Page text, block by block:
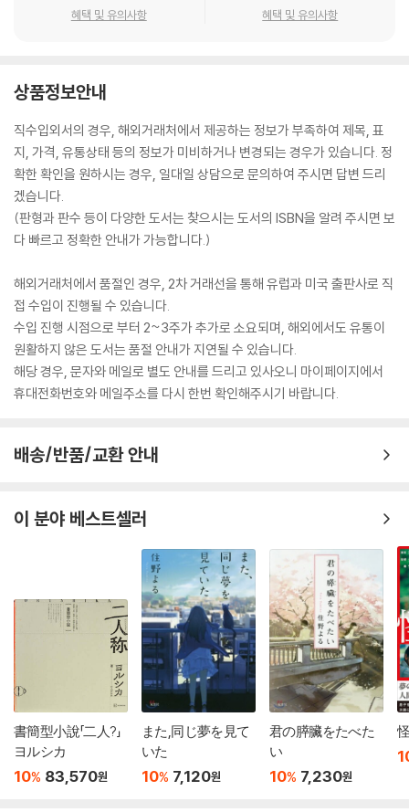
혜택 및 유의사항 혜택 및 유의사항
상품정보안내
직수입외서의 경우, 해외거래처에서 제공하는 정보가 부족하여 제목, 표
지, 가격, 유통상태 등의 정보가 미비하거나 변경되는 경우가 있습니다. 정
확한 확인을 원하시는 경우, 일대일 상담으로 문의하여 주시면 답변 드리
겠습니다.
(판형과 판수 등이 다양한 도서는 찾으시는 도서의 ISBN을 알려 주시면 보
다 빠르고 정확한 안내가 가능합니다.)
해외거래처에서 품절인 경우, 2차 거래선을 통해 유럽과 미국 출판사로 직
접 수입이 진행될 수 있습니다.
수입 진행 시점으로 부터 2~3주가 추가로 소요되며, 해외에서도 유통이
원활하지 않은 도서는 품절 안내가 지연될 수 있습니다.
해당 경우, 문자와 메일로 별도 안내를 드리고 있사오니 마이페이지에서
휴대전화번호와 메일주소를 다시 한번 확인해주시기 바랍니다.
배송/반품/교환 안내
이 분야 베스트셀러
書簡型小說「二人?」
ヨルシカ
10% 83,570원
また,同じ夢を見て
いた
10% 7,120원
君の膵臟をたべた
い
10% 7,230원